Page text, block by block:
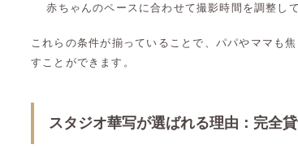
赤ちゃんのペースに合わせて撮影時間を調整し
これらの条件が揃っていることで、パパやママも
すことができます。
スタジオ華写が選ばれる理由：完全